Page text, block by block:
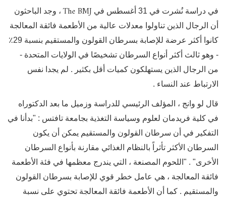
في دراسة نُشرت في 31 أغسطس في The BMJ، وجد الباحثون
أن الرجال الذين تناولوا معدلات عالية من الأطعمة فائقة المعالجة
كانوا أكثر عرضة للإصابة بسرطان القولون والمستقيم بنسبة 29٪
- وهو ثالث أكثر أنواع السرطان تشخيصًا في الولايات المتحدة -
من الرجال الذين يستهلكون كميات أقل بكثير . لم يجدا نفس
الارتباط عند النساء .
قال لو وانج ، المؤلف الرئيسي للدراسة وزميل ما بعد الدكتوراه
في كلية فريدمان لعلوم وسياسة التغذية بجامعة تافتس : "بدأنا في
التفكير في أن سرطان القولون والمستقيم يمكن أن يكون
السرطان الأكثر تأثراً بالنظام الغذائي مقارنة بأنواع السرطان
الأخرى" . "اللحوم المصنعة ، التي يندرج معظمها في فئة الأطعمة
فائقة المعالجة ، هي عامل خطر قوي للإصابة بسرطان القولون
والمستقيم . كما أن الأطعمة فائقة المعالجة تحتوي على نسبة